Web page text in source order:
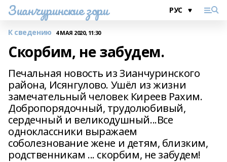
Зианчуринские зори
К сведению 4 МАЯ 2020, 11:30
Скорбим, не забудем.
Печальная новость из Зианчуринского
района, Исянгулово. Ушёл из жизни
замечательный человек Киреев Рахим.
Добропорядочный, трудолюбивый,
сердечный и великодушный...Все
одноклассники выражаем
соболезнование жене и детям, близким,
родственникам ... скорбим, не забудем!